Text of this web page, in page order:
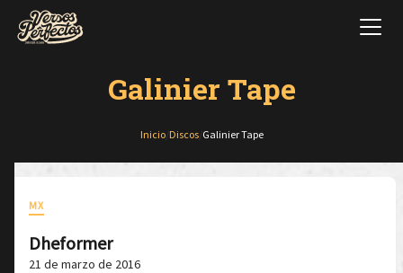
Galinier Tape
Inicio/ Discos/ Galinier Tape
MX
Dheformer
21 de marzo de 2016